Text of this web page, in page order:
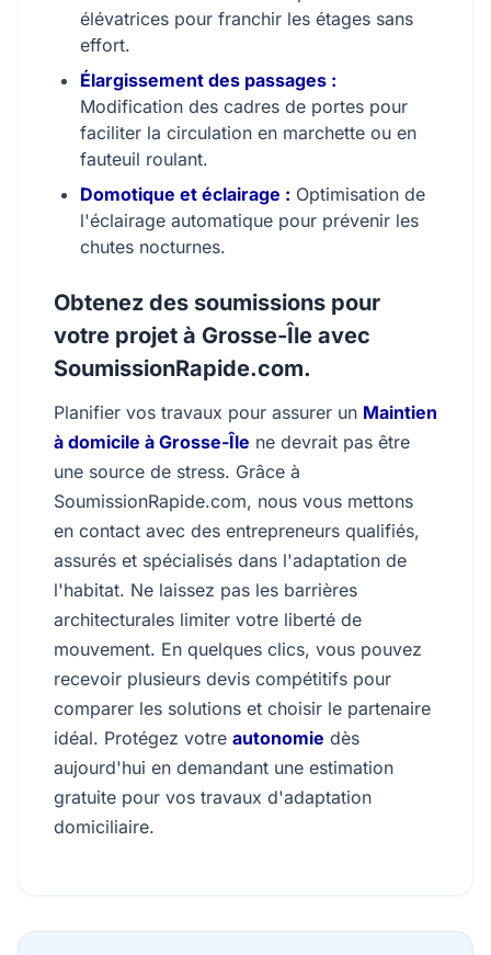
élévatrices pour franchir les étages sans
effort.
Élargissement des passages :
Modification des cadres de portes pour
faciliter la circulation en marchette ou en
fauteuil roulant.
Domotique et éclairage : Optimisation de
l'éclairage automatique pour prévenir les
chutes nocturnes.
Obtenez des soumissions pour
votre projet à Grosse-Île avec
SoumissionRapide.com.
Planifier vos travaux pour assurer un Maintien
à domicile à Grosse-Île ne devrait pas être
une source de stress. Grâce à
SoumissionRapide.com, nous vous mettons
en contact avec des entrepreneurs qualifiés,
assurés et spécialisés dans l'adaptation de
l'habitat. Ne laissez pas les barrières
architecturales limiter votre liberté de
mouvement. En quelques clics, vous pouvez
recevoir plusieurs devis compétitifs pour
comparer les solutions et choisir le partenaire
idéal. Protégez votre autonomie dès
aujourd'hui en demandant une estimation
gratuite pour vos travaux d'adaptation
domiciliaire.